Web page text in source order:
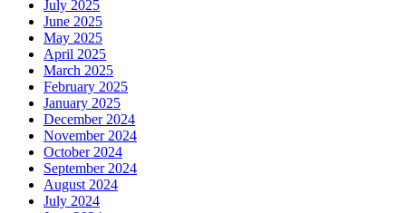
July 2025
June 2025
May 2025
April 2025
March 2025
February 2025
January 2025
December 2024
November 2024
October 2024
September 2024
August 2024
July 2024